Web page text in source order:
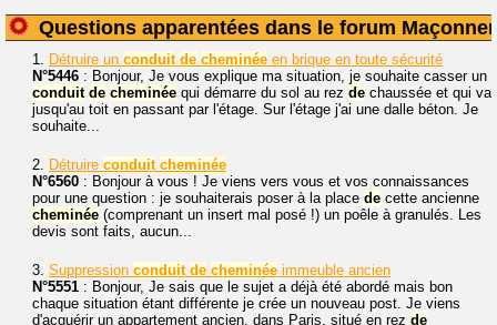
Questions apparentées dans le forum
1. Détruire un conduit de cheminée en brique en toute sécurité
N°5446 : Bonjour, Je vous explique ma situation, je souhaite casser un
conduit de cheminée qui démarre du sol au rez de chaussée et qui va
jusqu'au toit en passant par l'étage. Sur l'étage j'ai une dalle béton. Je
souhaite...
2. Détruire conduit cheminée
N°6560 : Bonjour à vous ! Je viens vers vous et vos connaissances
pour une question : je souhaiterais poser à la place de cette ancienne
cheminée (comprenant un insert mal posé !) un poêle à granulés. Les
devis sont faits, aucun...
3. Suppression conduit de cheminée immeuble ancien
N°5551 : Bonjour, Je sais que le sujet a déjà été abordé mais bon
chaque situation étant différente je crée un nouveau post. Je viens
d'acquérir un appartement ancien, dans Paris, situé en rez de